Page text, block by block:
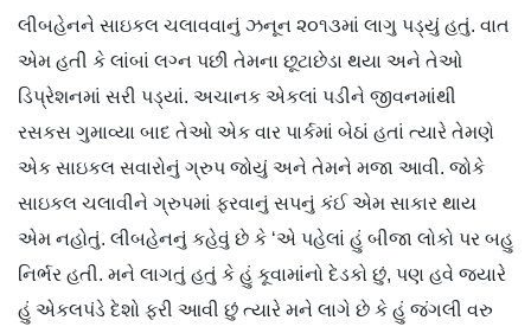
લીબહેનને સાઇકલ ચલાવવાનું ઝનૂન ૨૦૧૩માં લાગુ પડ્યું હતું. વાત
એમ હતી કે લાંબાં લગ્ન પછી તેમના છૂટાછેડા થયા અને તેઓ
ડિપ્રેશનમાં સરી પડ્યાં. અચાનક એકલાં પડીને જીવનમાંથી
રસકસ ગુમાવ્યા બાદ તેઓ એક વાર પાર્કમાં બેઠાં હતાં ત્યારે તેમણે
એક સાઇકલ સવારોનું ગ્રુપ જોયું અને તેમને મજા આવી. જોકે
સાઇકલ ચલાવીને ગ્રુપમાં ફરવાનું સપનું કંઈ એમ સાકાર થાય
એમ નહોતું. લીબહેનનું કહેવું છે કે ‘એ પહેલાં હું બીજા લોકો પર બહુ
નિર્ભર હતી. મને લાગતું હતું કે હું કૂવામાંનો દેડકો છું, પણ હવે જ્યારે
હું એકલપંડે દેશો ફરી આવી છું ત્યારે મને લાગે છે કે હું જંગલી વરુ